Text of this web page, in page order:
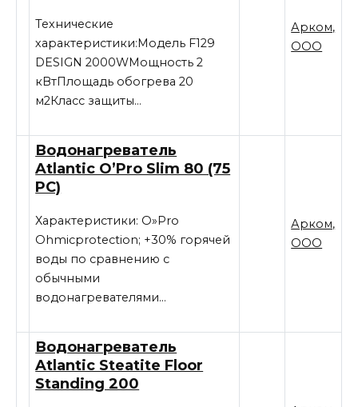
Технические
характеристики:Модель F129
DESIGN 2000WМощность 2
кВтПлощадь обогрева 20
м2Класс защиты…
Арком,
ООО
Водонагреватель
Atlantic O’Pro Slim 80 (75
PC)
Характеристики: O»Pro
Ohmicprotection; +30% горячей
воды по сравнению с
обычными
водонагревателями…
Арком,
ООО
Водонагреватель
Atlantic Steatite Floor
Standing 200